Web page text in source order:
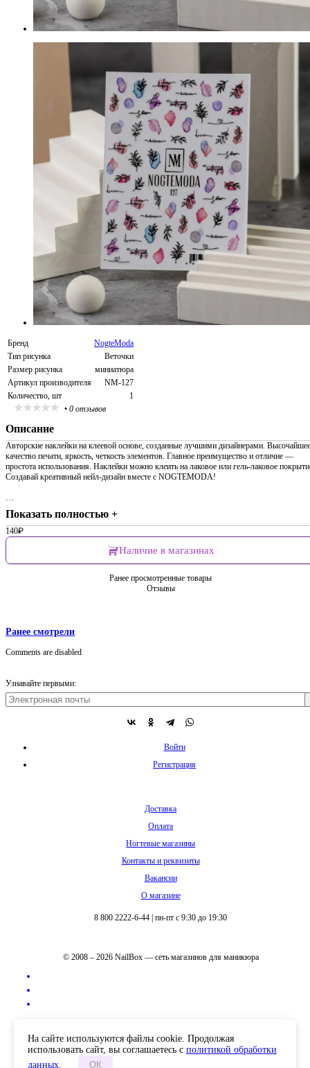
Бренд
NogteModa
Тип рисунка
Веточки
Размер рисунка
миниатюра
Артикул производителя
NM-127
Количество, шт
1
• 0 отзывов
Описание
Авторские наклейки на клеевой основе, созданные лучшими дизайнерами. Высочайшее
качество печати, яркость, четкость элементов. Главное преимущество и отличие —
простота использования. Наклейки можно клеить на лаковое или гель-лаковое
Создавай креативный нейл-дизайн вместе с NOGTEMODA!
…
Показать полностью +
140₽
Наличие в магазинах
Ранее просмотренные товары
Отзывы
Ранее смотрели
Comments are disabled
Узнавайте первыми:
Войти
Регистрация
Доставка
Оплата
Ногтевые магазины
Контакты и реквизиты
Вакансии
О магазине
8 800 2222-6-44 пн-пт с 9:30 до 19:30
© 2008 – 2026 NailBox — сеть магазинов для маникюра
На сайте используются файлы cookie. Продолжая
использовать сайт, вы соглашаетесь с политикой обработки
данных. ОК